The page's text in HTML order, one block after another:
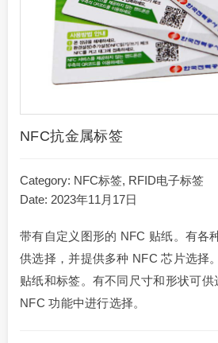
NFC抗金属标签
Category: NFC标签, RFID电子标签
Date: 2023年11月17日
带有自定义图形的 NFC 贴纸。有各
供选择，并提供多种 NFC 芯片选择
贴纸和标签。有不同尺寸和形状可供
NFC 功能中进行选择。